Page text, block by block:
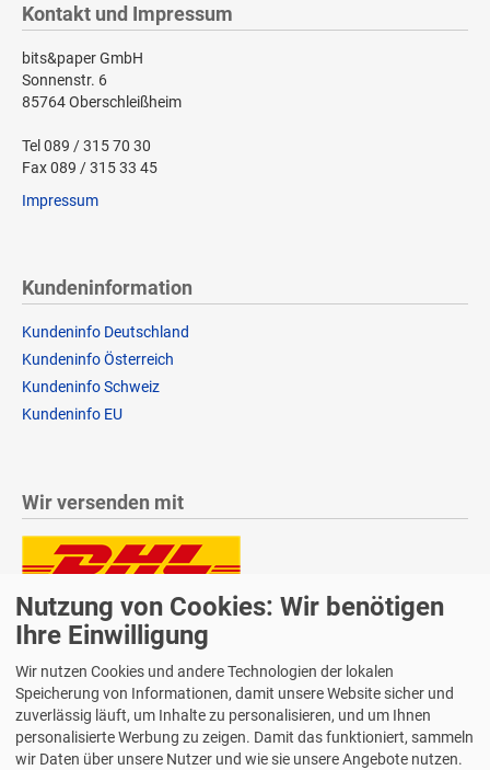
Kontakt und Impressum
bits&paper GmbH
Sonnenstr. 6
85764 Oberschleißheim
Tel 089 / 315 70 30
Fax 089 / 315 33 45
Impressum
Kundeninformation
Kundeninfo Deutschland
Kundeninfo Österreich
Kundeninfo Schweiz
Kundeninfo EU
Wir versenden mit
Lieferung auch an Packstationen und Postfilialen
Samstagszustellung
Bequeme Zahlung über Paypal
Nutzung von Cookies: Wir benötigen
Ihre Einwilligung
Wir nutzen Cookies und andere Technologien der lokalen
Speicherung von Informationen, damit unsere Website sicher und
zuverlässig läuft, um Inhalte zu personalisieren, und um Ihnen
personalisierte Werbung zu zeigen. Damit das funktioniert, sammeln
wir Daten über unsere Nutzer und wie sie unsere Angebote nutzen.